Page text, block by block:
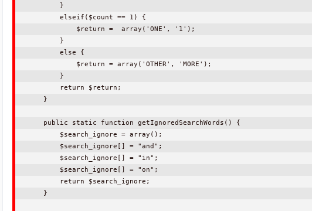
        }
        elseif($count == 1) {
            $return =  array('ONE', '1');
        }
        else {
            $return = array('OTHER', 'MORE');
        }
        return $return;
    }
    public static function getIgnoredSearchWords() {
        $search_ignore = array();
        $search_ignore[] = "and";
        $search_ignore[] = "in";
        $search_ignore[] = "on";
        return $search_ignore;
    }